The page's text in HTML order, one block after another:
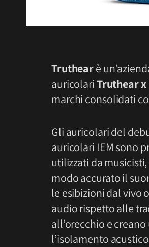
Truthearè
auricolariTruthear x
marchi consolidati
Gli auricolari del
auricolari IEM sono
utilizzati da
modo accurato il
le esibizioni dal vivo
audio rispetto alle
all’orecchio e
l’isolamento